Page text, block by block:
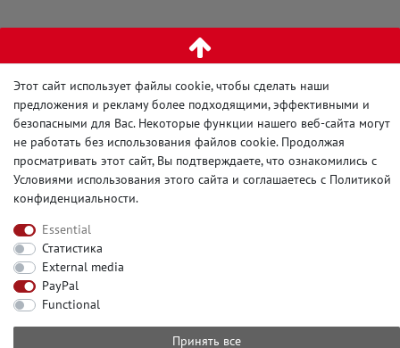
Этот сайт использует файлы cookie, чтобы сделать наши
предложения и рекламу более подходящими, эффективными и
безопасными для Вас. Некоторые функции нашего веб-сайта могут
не работать без использования файлов cookie. Продолжая
просматривать этот сайт, Вы подтверждаете, что ознакомились с
Условиями использования этого сайта и соглашаетесь с Политикой
конфиденциальности.
Essential
Статистика
External media
PayPal
Functional
Принять все